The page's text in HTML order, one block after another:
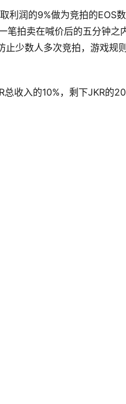
利润的9%做为竞拍的EOS数
笔拍卖在喊价后的五分钟之
止少数人多次竞拍，游戏规
收入的10%，剩下JKR的